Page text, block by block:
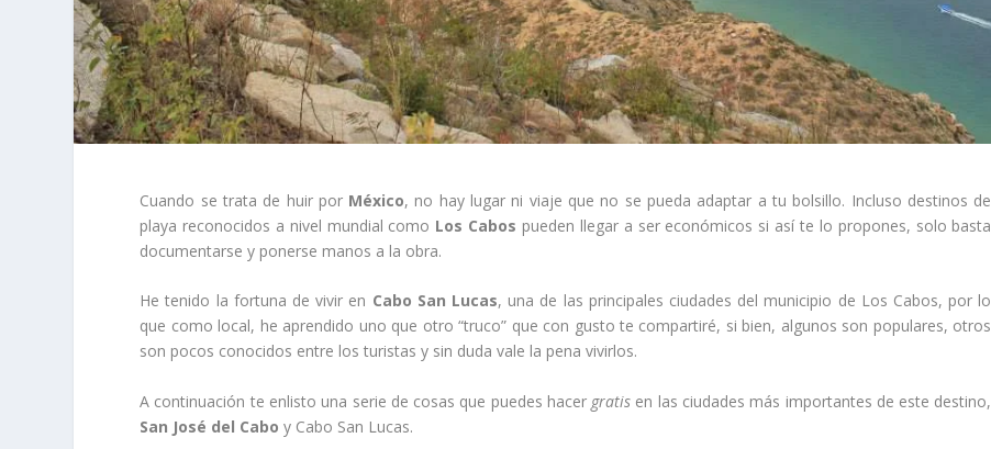
Cuando se trata de huir por México, no hay lugar ni viaje que no se pueda adaptar a tu bolsillo. Incluso destinos de
playa reconocidos a nivel mundial como Los Cabos pueden llegar a ser económicos si así te lo propones, solo basta
documentarse y ponerse manos a la obra.
He tenido la fortuna de vivir en Cabo San Lucas, una de las principales ciudades del municipio de Los Cabos, por lo
que como local, he aprendido uno que otro “truco” que con gusto te compartiré, si bien, algunos son populares, otros
son pocos conocidos entre los turistas y sin duda vale la pena vivirlos.
A continuación te enlisto una serie de cosas que puedes hacer gratis en las ciudades más importantes de este destino,
San José del Cabo y Cabo San Lucas.